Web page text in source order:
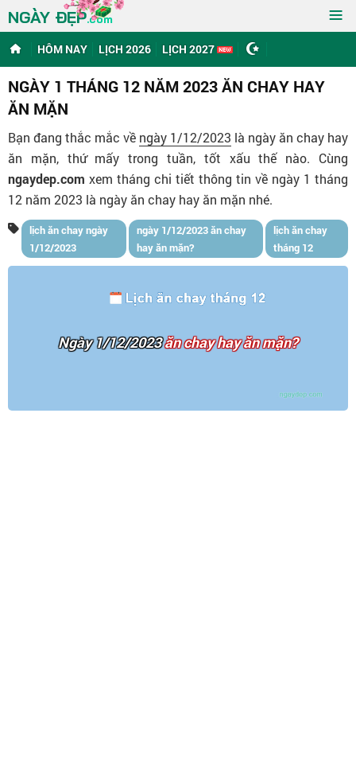
NGÀY ĐẸP.com ≡
HÔM NAY LỊCH 2026 LỊCH 2027
NGÀY 1 THÁNG 12 NĂM 2023 ĂN CHAY HAY
ĂN MẶN
Bạn đang thắc mắc về ngày 1/12/2023 là ngày ăn chay hay
ăn mặn, thứ mấy trong tuần, tốt xấu thế nào. Cùng
ngaydep.com xem tháng chi tiết thông tin về ngày 1 tháng
12 năm 2023 là ngày ăn chay hay ăn mặn nhé.
lịch ăn chay ngày
1/12/2023
ngày 1/12/2023 ăn chay
hay ăn mặn?
lịch ăn chay
tháng 12
Ngày 1/12/2023ăn chay hay ăn mặn?